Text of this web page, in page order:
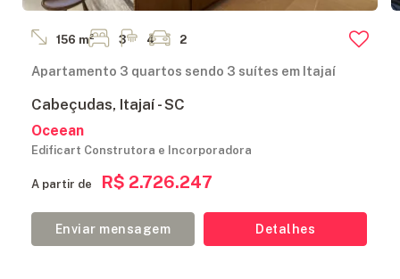
156 m² 3 4 2
Apartamento 3 quartos sendo 3 suítes em Itajaí
Cabeçudas, Itajaí - SC
Oceean
Edificart Construtora e Incorporadora
A partir de R$ 2.726.247
Enviar mensagem Detalhes